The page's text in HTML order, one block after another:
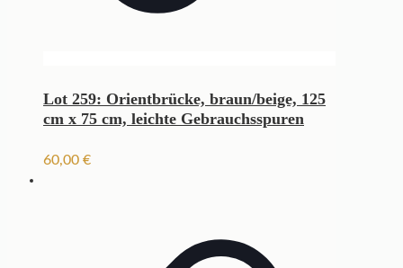
Lot 259: Orientbrücke, braun/beige, 125
cm x 75 cm, leichte Gebrauchsspuren
60,00 €